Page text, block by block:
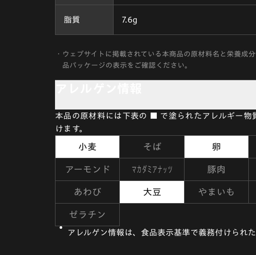
脂質 7.6g
・ ウェブサイトに掲載されている本商品の原材料名と栄養成
品パッケージの表示をご確認ください。
本品の原材料には下表の ■ で塗られたアレルギー物
けます。
小麦 そば 卵
アーモンド マカダミアナッツ 豚肉
あわび 大豆 やまいも
ゼラチン
アレルゲン情報は、食品表示基準で義務付けられ